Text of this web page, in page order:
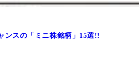
ンスの「ミニ株銘柄」15選!!